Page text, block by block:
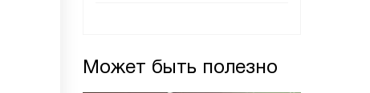
Может быть полезно